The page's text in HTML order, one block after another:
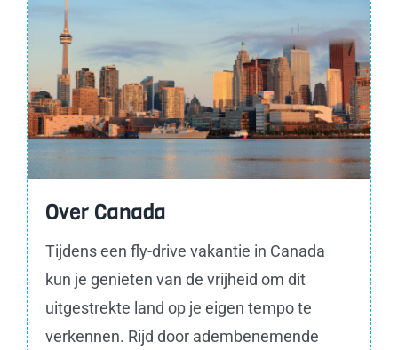
Over Canada
Tijdens een fly-drive vakantie in Canada
kun je genieten van de vrijheid om dit
uitgestrekte land op je eigen tempo te
verkennen. Rijd door adembenemende